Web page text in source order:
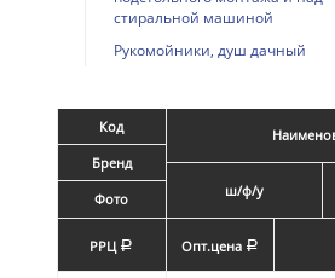
стиральной машиной
Рукомойники, душ дачный
Код
Бренд
Фото
ш/ф/у
РРЦ a Опт.цена a